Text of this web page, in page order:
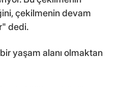
çekilmenin devam
dedi.
yaşam alanı olmaktan